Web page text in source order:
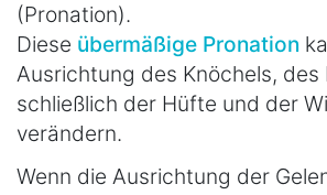
(Pronation).
Diese übermäßige Pronation
Ausrichtung des Knöchels, des
schließlich der Hüfte und der
verändern.
Wenn die Ausrichtung der